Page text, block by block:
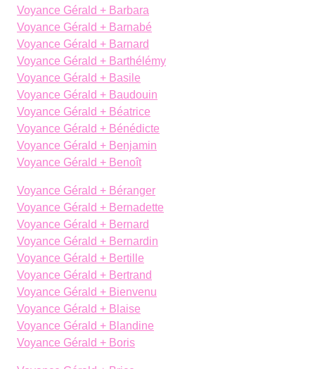
Voyance Gérald + Barbara
Voyance Gérald + Barnabé
Voyance Gérald + Barnard
Voyance Gérald + Barthélémy
Voyance Gérald + Basile
Voyance Gérald + Baudouin
Voyance Gérald + Béatrice
Voyance Gérald + Bénédicte
Voyance Gérald + Benjamin
Voyance Gérald + Benoît
Voyance Gérald + Béranger
Voyance Gérald + Bernadette
Voyance Gérald + Bernard
Voyance Gérald + Bernardin
Voyance Gérald + Bertille
Voyance Gérald + Bertrand
Voyance Gérald + Bienvenu
Voyance Gérald + Blaise
Voyance Gérald + Blandine
Voyance Gérald + Boris